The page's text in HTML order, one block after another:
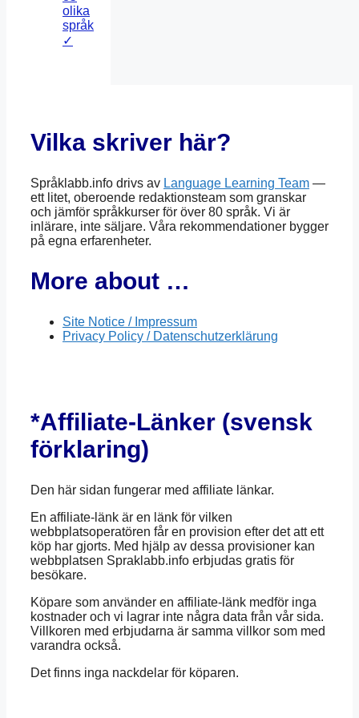
olika
språk
✓
Vilka skriver här?
Språklabb.info drivs av Language Learning Team —
ett litet, oberoende redaktionsteam som granskar
och jämför språkkurser för över 80 språk. Vi är
inlärare, inte säljare. Våra rekommendationer bygger
på egna erfarenheter.
More about …
Site Notice / Impressum
Privacy Policy / Datenschutzerklärung
*Affiliate-Länker (svensk
förklaring)
Den här sidan fungerar med affiliate länkar.
En affiliate-länk är en länk för vilken
webbplatsoperatören får en provision efter det att ett
köp har gjorts. Med hjälp av dessa provisioner kan
webbplatsen Spraklabb.info erbjudas gratis för
besökare.
Köpare som använder en affiliate-länk medför inga
kostnader och vi lagrar inte några data från vår sida.
Villkoren med erbjudarna är samma villkor som med
varandra också.
Det finns inga nackdelar för köparen.